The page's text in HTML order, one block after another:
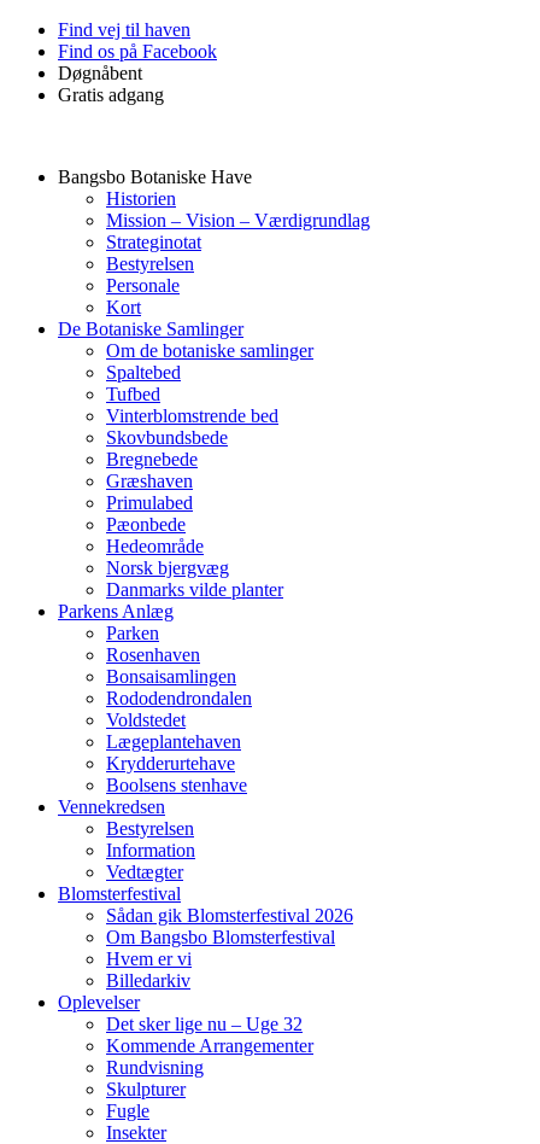
Skip
content
Find vej til haven
Find os på Facebook
Døgnåbent
Gratis adgang
Bangsbo Botaniske Have
Historien
Mission – Vision – Værdigrundlag
Strateginotat
Bestyrelsen
Personale
Kort
De Botaniske Samlinger
Om de botaniske samlinger
Spaltebed
Tufbed
Vinterblomstrende bed
Skovbundsbede
Bregnebede
Græshaven
Primulabed
Pæonbede
Hedeområde
Norsk bjergvæg
Danmarks vilde planter
Parkens Anlæg
Parken
Rosenhaven
Bonsaisamlingen
Rododendrondalen
Voldstedet
Lægeplantehaven
Krydderurtehave
Boolsens stenhave
Vennekredsen
Bestyrelsen
Information
Vedtægter
Blomsterfestival
Sådan gik Blomsterfestival 2026
Om Bangsbo Blomsterfestival
Hvem er vi
Billedarkiv
Oplevelser
Det sker lige nu – Uge 32
Kommende Arrangementer
Rundvisning
Skulpturer
Fugle
Insekter